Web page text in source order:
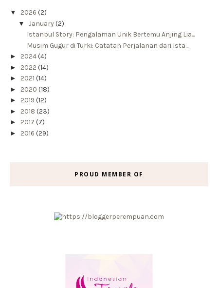
▼ 2026 (2)
▼ January(2)
Istanbul Story: Pengalaman Unik Bertemu Anjing Lia...
Musim Gugur di Turki: Catatan Perjalanan dari Ista...
► 2024(4)
► 2022 (14)
► 2021 (14)
► 2020 (18)
► 2019 (12)
► 2018 (23)
► 2017 (7)
► 2016 (29)
PROUD MEMBER OF